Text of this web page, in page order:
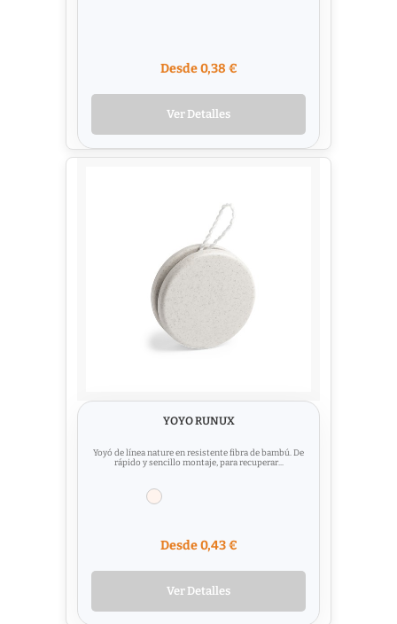
Desde 0,38 €
Ver Detalles
YOYO RUNUX
Yoyó de línea nature en resistente fibra de bambú. De
rápido y sencillo montaje, para recuperar...
Desde 0,43 €
Ver Detalles